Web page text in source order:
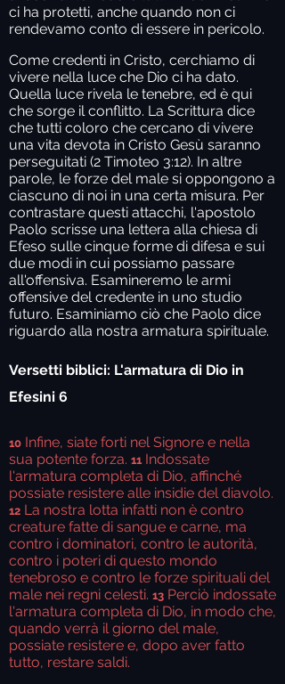
ci ha protetti, anche quando non ci
rendevamo conto di essere in pericolo.
Come credenti in Cristo, cerchiamo di
vivere nella luce che Dio ci ha dato.
Quella luce rivela le tenebre, ed è qui
che sorge il conflitto. La Scrittura dice
che tutti coloro che cercano di vivere
una vita devota in Cristo Gesù saranno
perseguitati (2 Timoteo 3:12). In altre
parole, le forze del male si oppongono a
ciascuno di noi in una certa misura. Per
contrastare questi attacchi, l'apostolo
Paolo scrisse una lettera alla chiesa di
Efeso sulle cinque forme di difesa e sui
due modi in cui possiamo passare
all'offensiva. Esamineremo le armi
offensive del credente in uno studio
futuro. Esaminiamo ciò che Paolo dice
riguardo alla nostra armatura spirituale.
Versetti biblici: L'armatura di Dio in
Efesini 6
10 Infine, siate forti nel Signore e nella
sua potente forza. 11 Indossate
l'armatura completa di Dio, affinché
possiate resistere alle insidie del diavolo.
12 La nostra lotta infatti non è contro
creature fatte di sangue e carne, ma
contro i dominatori, contro le autorità,
contro i poteri di questo mondo
tenebroso e contro le forze spirituali del
male nei regni celesti. 13 Perciò indossate
l'armatura completa di Dio, in modo che,
quando verrà il giorno del male,
possiate resistere e, dopo aver fatto
tutto, restare saldi.